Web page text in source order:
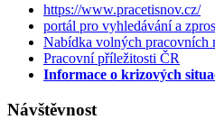
https://www.pracetisnov.cz/
portál pro vyhledávání a
Nabídka volných pracovních
Pracovní příležitosti ČR
Informace o krizových
Návštěvnost